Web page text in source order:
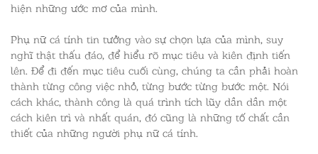
hiện những ước mơ của mình.
Phụ nữ cá tính tin tưởng vào sự chọn lựa của mình, suy
nghĩ thật thấu đáo, để hiểu rõ mục tiêu và kiên định tiến
lên. Để đi đến mục tiêu cuối cùng, chúng ta cần phải hoàn
thành từng công việc nhỏ, từng bước từng bước một. Nói
cách khác, thành công là quá trình tích lũy dần dần một
cách kiên trì và nhất quán, đó cũng là những tố chất cần
thiết của những người phụ nữ cá tính.